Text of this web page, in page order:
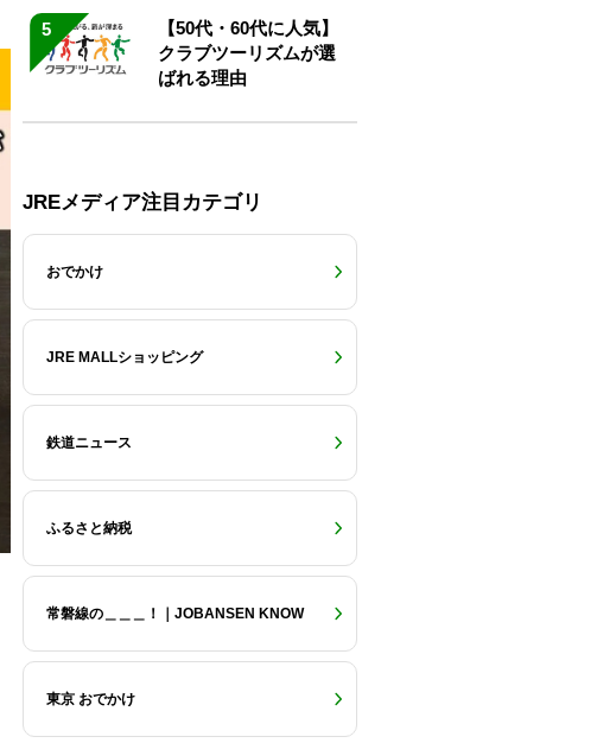
5
【50代・60代に人気】
クラブツーリズムが選
ばれる理由
JREメディア注目カテゴリ
おでかけ
JRE MALLショッピング
鉄道ニュース
ふるさと納税
常磐線の＿＿＿！｜JOBANSEN KNOW
東京 おでかけ